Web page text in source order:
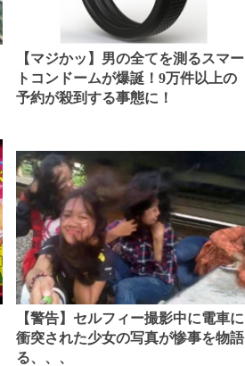
【マジかッ】男の全てを測るスマー
トコンドームが爆誕！9万件以上の
予約が殺到する事態に！
【警告】セルフィー撮影中に電車に
衝突された少女の写真が惨事を物語
る、、、